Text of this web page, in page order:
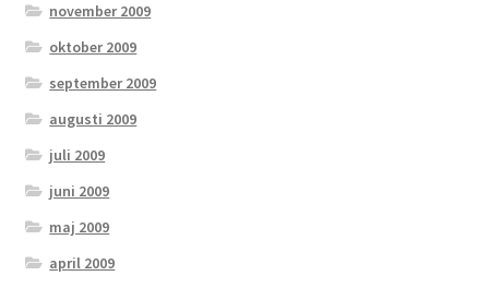
november 2009
oktober 2009
september 2009
augusti 2009
juli 2009
juni 2009
maj 2009
april 2009